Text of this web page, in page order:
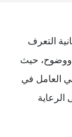
التعرف
ووضوح، حيث
العامل في